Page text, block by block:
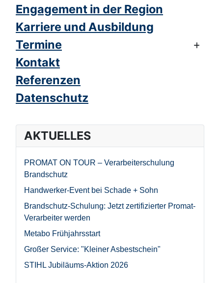
Engagement in der Region
Karriere und Ausbildung
Termine
Kontakt
Referenzen
Datenschutz
AKTUELLES
PROMAT ON TOUR – Verarbeiterschulung
Brandschutz
Handwerker-Event bei Schade + Sohn
Brandschutz-Schulung: Jetzt zertifizierter Promat-
Verarbeiter werden
Metabo Frühjahrsstart
Großer Service: "Kleiner Asbestschein"
STIHL Jubiläums-Aktion 2026